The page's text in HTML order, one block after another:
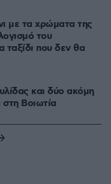
με τα χρώματα της
του
ταξίδι που δεν θα
και δύο ακόμη
Βοιωτία